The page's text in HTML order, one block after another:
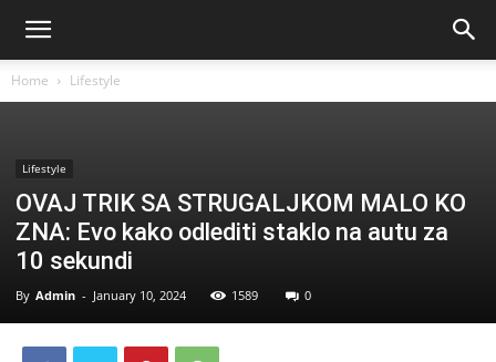
Home Lifestyle
Lifestyle
OVAJ TRIK SA STRUGALJKOM MALO KO
ZNA: Evo kako odlediti staklo na autu za
10 sekundi
By Admin - January 10, 2024 1589 0